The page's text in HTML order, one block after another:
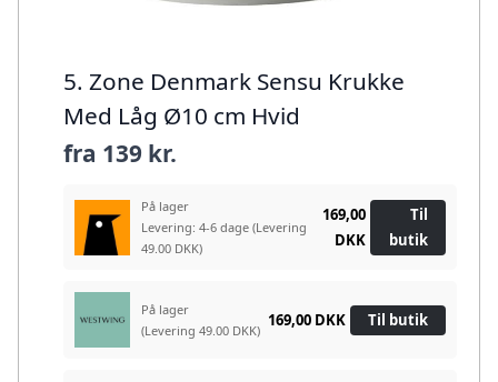
5. Zone Denmark Sensu Krukke
Med Låg Ø10 cm Hvid
fra 139 kr.
På lager
Levering: 4-6 dage (Levering
49.00 DKK)
169,00
DKK
Til
butik
På lager
(Levering 49.00 DKK)
169,00 DKK Til butik